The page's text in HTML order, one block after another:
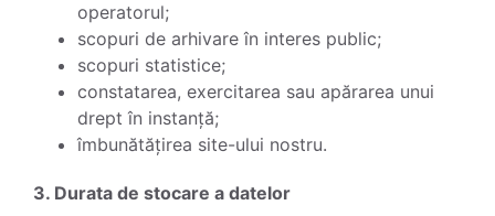
operatorul;
scopuri de arhivare în interes public;
scopuri statistice;
constatarea, exercitarea sau apărarea unui
drept în instanță;
îmbunătățirea site-ului nostru.
3. Durata de stocare a datelor